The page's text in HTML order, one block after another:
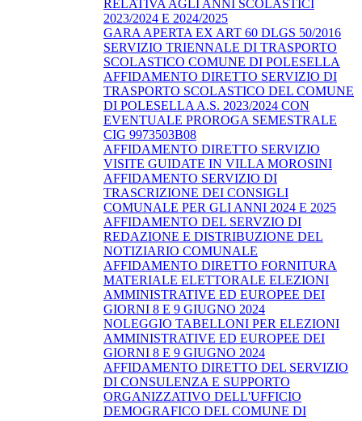
RELATIVA AGLI ANNI SCOLASTICI
2023/2024 E 2024/2025
GARA APERTA EX ART 60 DLGS 50/2016
SERVIZIO TRIENNALE DI TRASPORTO
SCOLASTICO COMUNE DI POLESELLA
AFFIDAMENTO DIRETTO SERVIZIO DI
TRASPORTO SCOLASTICO DEL COMUNE
DI POLESELLA A.S. 2023/2024 CON
EVENTUALE PROROGA SEMESTRALE
CIG 9973503B08
AFFIDAMENTO DIRETTO SERVIZIO
VISITE GUIDATE IN VILLA MOROSINI
AFFIDAMENTO SERVIZIO DI
TRASCRIZIONE DEI CONSIGLI
COMUNALE PER GLI ANNI 2024 E 2025
AFFIDAMENTO DEL SERVZIO DI
REDAZIONE E DISTRIBUZIONE DEL
NOTIZIARIO COMUNALE
AFFIDAMENTO DIRETTO FORNITURA
MATERIALE ELETTORALE ELEZIONI
AMMINISTRATIVE ED EUROPEE DEI
GIORNI 8 E 9 GIUGNO 2024
NOLEGGIO TABELLONI PER ELEZIONI
AMMINISTRATIVE ED EUROPEE DEI
GIORNI 8 E 9 GIUGNO 2024
AFFIDAMENTO DIRETTO DEL SERVIZIO
DI CONSULENZA E SUPPORTO
ORGANIZZATIVO DELL'UFFICIO
DEMOGRAFICO DEL COMUNE DI